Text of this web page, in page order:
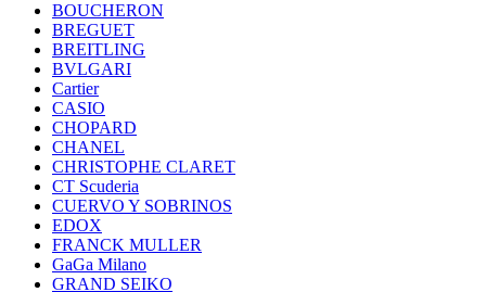
BOUCHERON
BREGUET
BREITLING
BVLGARI
Cartier
CASIO
CHOPARD
CHANEL
CHRISTOPHE CLARET
CT Scuderia
CUERVO Y SOBRINOS
EDOX
FRANCK MULLER
GaGa Milano
GRAND SEIKO